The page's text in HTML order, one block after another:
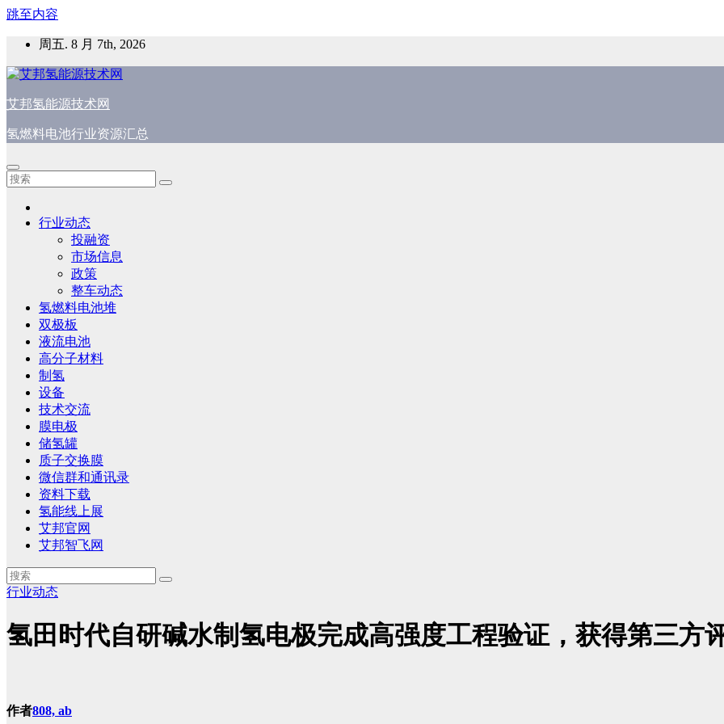
跳至内容
周五. 8 月 7th, 2026
艾邦氢能源技术网
氢燃料电池行业资源汇总
行业动态
投融资
市场信息
政策
整车动态
氢燃料电池堆
双极板
液流电池
高分子材料
制氢
设备
技术交流
膜电极
储氢罐
质子交换膜
微信群和通讯录
资料下载
氢能线上展
艾邦官网
艾邦智飞网
行业动态
氢田时代自研碱水制氢电极完成高强度工程验证，获得第三方
作者808, ab